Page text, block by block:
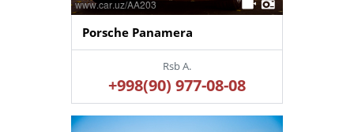
Porsche Panamera
Rsb A.
+998(90) 977-08-08